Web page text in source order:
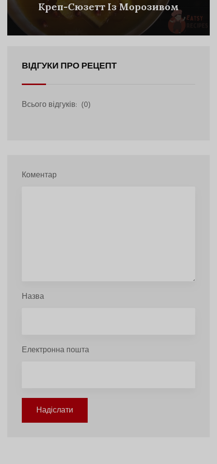
Креп-Сюзетт Із Морозивом
ВІДГУКИ ПРО РЕЦЕПТ
Всього відгуків: (0)
Коментар
Назва
Електронна пошта
Надіслати